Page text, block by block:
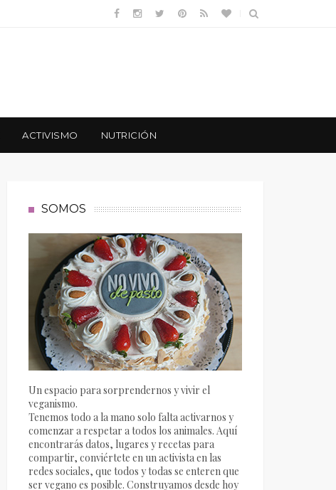
ACTIVISMO NUTRICIÓN
SOMOS
Un espacio para sorprendernos y vivir el
veganismo.
Tenemos todo a la mano solo falta activarnos y
comenzar a respetar a todos los animales. Aquí
encontrarás datos, lugares y recetas para
compartir, conviértete en un activista en las
redes sociales, que todos y todas se enteren que
ser vegano es posible. Construyamos desde hoy